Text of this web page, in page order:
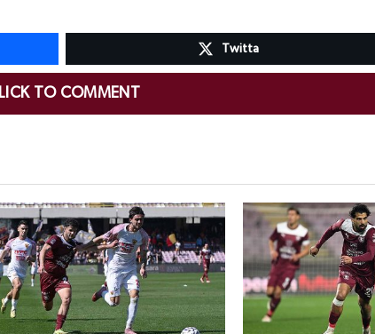
Twitta
TO COMMENT